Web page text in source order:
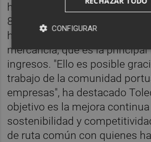
hasta octubre de este año, lo
8,6% más que el año anterior,
haber rebajado un 10% la tasa
mercancía, que es la
ingresos. "Ello es posible
trabajo de la comunidad
empresas", ha destacado
objetivo es la mejora continua
sostenibilidad y
de ruta común con quienes
CONFIGURAR